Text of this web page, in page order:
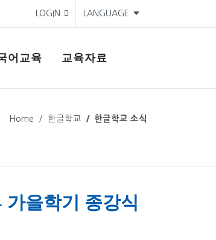
LOGIN LANGUAGE
어교육 교육자료
Home 한글학교 한글학교 소식
을학기 종강식